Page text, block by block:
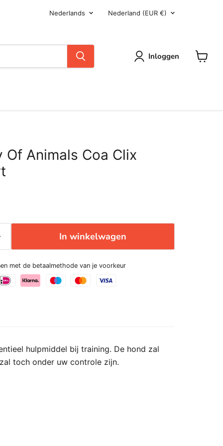
Taal
Nederlands Land
Nederland (EUR €)
Inloggen
Of Animals Coa Clix
In winkelwagen
met de betaalmethode van je voorkeur
hulpmiddel bij training. De hond zal
toch onder uw controle zijn.